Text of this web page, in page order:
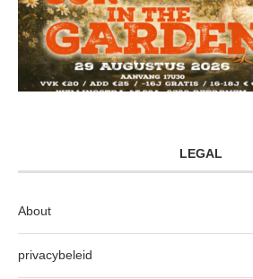
LEGAL
About
privacybeleid